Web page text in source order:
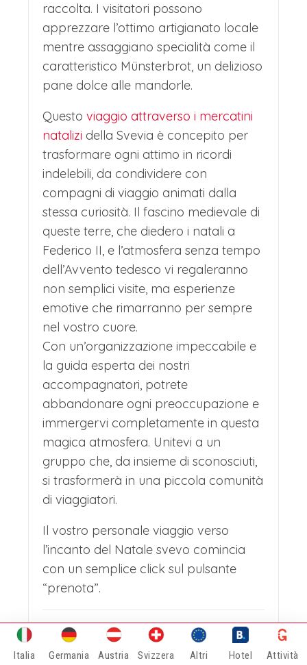
raccolta. I visitatori possono
apprezzare l’ottimo artigianato locale
mentre assaggiano specialità come il
caratteristico Münsterbrot, un delizioso
pane dolce alle mandorle.
Questo viaggio attraverso i mercatini
natalizi della Svevia è concepito per
trasformare ogni attimo in ricordi
indelebili, da condividere con
compagni di viaggio animati dalla
stessa curiosità. Il fascino medievale di
queste terre, che diedero i natali a
Federico II, e l’atmosfera senza tempo
dell’Avvento tedesco vi regaleranno
non semplici visite, ma esperienze
emotive che rimarranno per sempre
nel vostro cuore.
Con un’organizzazione impeccabile e
la guida esperta dei nostri
accompagnatori, potrete
abbandonare ogni preoccupazione e
immergervi completamente in questa
magica atmosfera. Unitevi a un
gruppo che, da insieme di sconosciuti,
si trasformerà in una piccola comunità
di viaggiatori.
Il vostro personale viaggio verso
l’incanto del Natale svevo comincia
con un semplice click sul pulsante
“prenota”.
IL PREZZO INCLUDE
Viaggio A/R con pullman GT
Italia Germania Austria Svizzera Altri Hotel Attività